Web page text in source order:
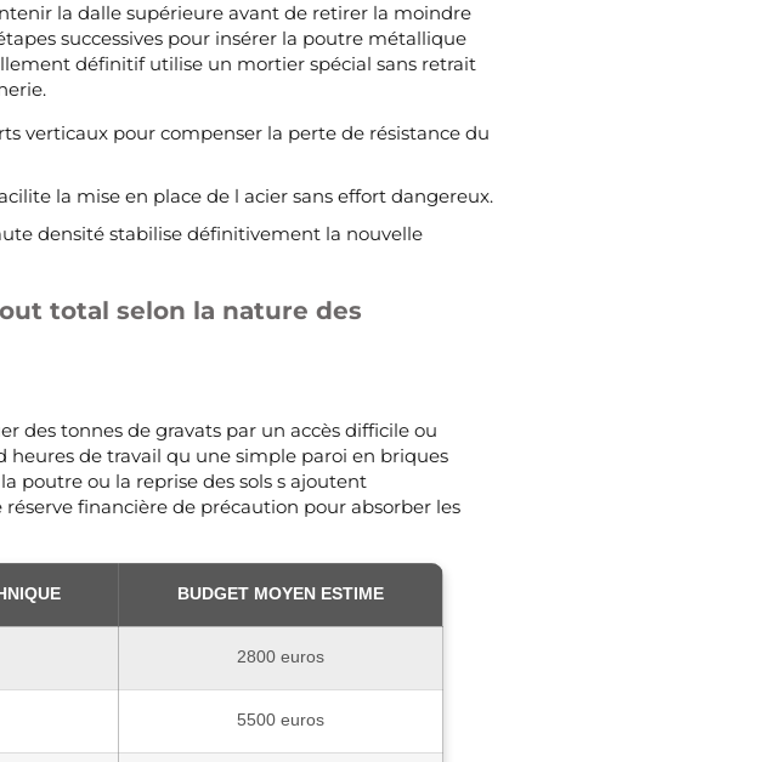
la dalle supérieure avant de retirer la moindre
successives pour insérer la poutre métallique
définitif utilise un mortier spécial sans retrait
verticaux pour compenser la perte de résistance du
la mise en place de l acier sans effort dangereux.
densité stabilise définitivement la nouvelle
total selon la nature des
des tonnes de gravats par un accès difficile ou
de travail qu une simple paroi en briques
poutre ou la reprise des sols s ajoutent
financière de précaution pour absorber les
BUDGET MOYEN ESTIME
2800 euros
5500 euros